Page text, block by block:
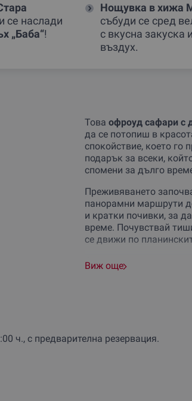
се наслади
„Баба“!
Нощувка в хижа
събуди се сред
с вкусна закуска
въздух.
Това офроуд сафари с
да се потопиш в
спокойствие, което го
подарък за всеки,
спомени за дълго
Преживяването
панорамни маршрути
и кратки почивки, за
време. Почувствай
се движи по
След активния ден ще
височина. Вечерта е
Виж още
ч., с предварителна резервация.